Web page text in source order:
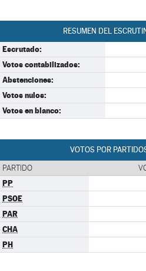
RESUMEN DEL
Escrutado:
Votos contabilizados:
Abstenciones:
Votos nulos:
Votos en blanco:
VOTOS POR
PARTIDO
PP
PSOE
PAR
CHA
PH